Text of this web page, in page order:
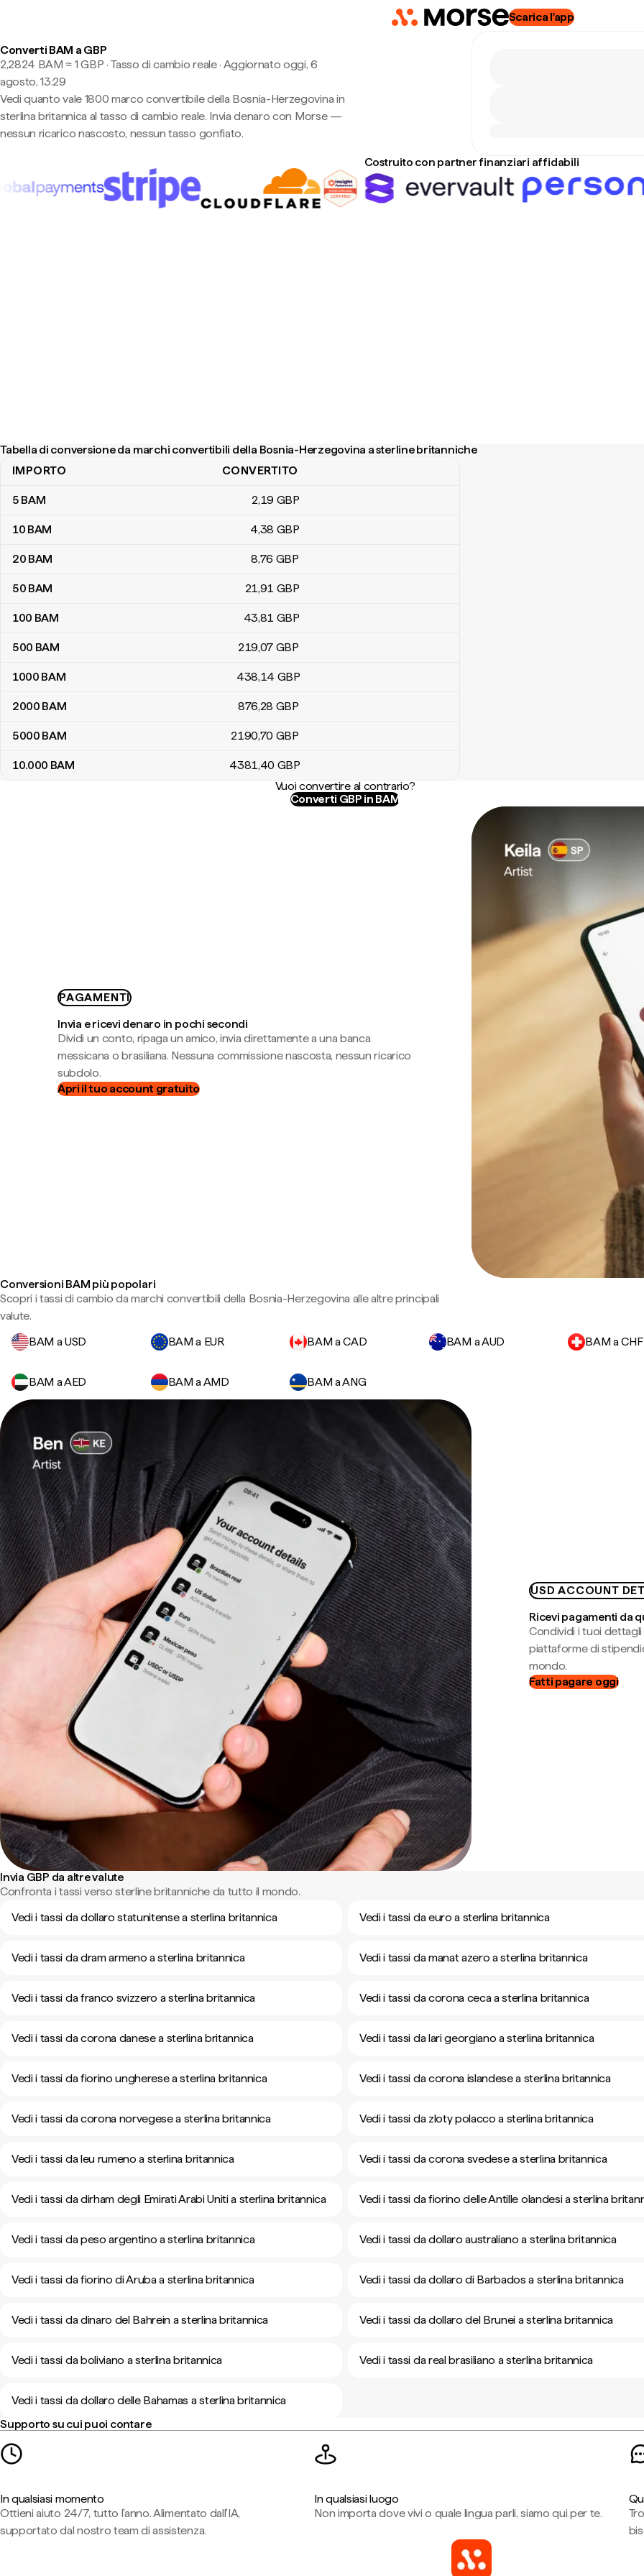
Scarica l'app
Converti BAM a GBP
2,2824 BAM ≈ 1 GBP · Tasso di cambio reale· Aggiornato oggi, 6
agosto, 13:29
Vedi quanto vale 1800 marco convertibile della Bosnia-Herzegovina in
sterlina britannica al tasso di cambio reale. Invia denaro con Morse —
nessun ricarico nascosto, nessun tasso gonfiato.
Costruito con partner finanziari affidabili
Tabella di conversione da marchi convertibili della Bosnia-Herzegovina a sterline britanniche
Tabella di conversione da marchi convertibili della Bosnia-Herzegovina a sterline britanniche
IMPORTO CONVERTITO
5 BAM 2,19 GBP
10 BAM 4,38 GBP
20 BAM 8,76 GBP
50 BAM 21,91 GBP
100 BAM 43,81 GBP
500 BAM 219,07 GBP
1000 BAM 438,14 GBP
2000 BAM 876,28 GBP
5000 BAM 2190,70 GBP
10.000 BAM 4381,40 GBP
Vuoi convertire al contrario?
Converti GBP in BAM
PAGAMENTI
Invia e ricevi denaro in pochi secondi
Dividi un conto, ripaga un amico, invia direttamente a una banca
messicana o brasiliana. Nessuna commissione nascosta, nessun ricarico
subdolo.
Apri il tuo account gratuito
Conversioni BAM più popolari
Scopri i tassi di cambio da marchi convertibili della Bosnia-Herzegovina alle altre principali
valute.
BAM a USD
BAM a EUR BAM a CAD BAM a AUD BAM a CHF
BAM a AED BAM a AMD BAM a ANG
USD ACCOUNT
Ricevi pagamenti da
Condividi i tuoi dettagli
piattaforme di
mondo.
Fatti pagare oggi
Invia GBP da altre valute
Confronta i tassi verso sterline britanniche da tutto il mondo.
Vedi i tassi da dollaro statunitense a sterlina britannica
Vedi i tassi da euro a sterlina britannica
Vedi i tassi da dram armeno a sterlina britannica Vedi i tassi da manat azero a sterlina britannica
Vedi i tassi da franco svizzero a sterlina britannica Vedi i tassi da corona ceca a sterlina britannica
Vedi i tassi da corona danese a sterlina britannica Vedi i tassi da lari georgiano a sterlina britannica
Vedi i tassi da fiorino ungherese a sterlina britannica Vedi i tassi da corona islandese a sterlina britannica
Vedi i tassi da corona norvegese a sterlina britannica Vedi i tassi da zloty polacco a sterlina britannica
Vedi i tassi da leu rumeno a sterlina britannica Vedi i tassi da corona svedese a sterlina britannica
Vedi i tassi da dirham degli Emirati Arabi Uniti a sterlina britannica Vedi i tassi da fiorino delle Antille olandesi a sterlina
Vedi i tassi da peso argentino a sterlina britannica Vedi i tassi da dollaro australiano a sterlina britannica
Vedi i tassi da fiorino di Aruba a sterlina britannica Vedi i tassi da dollaro di Barbados a sterlina britannica
Vedi i tassi da dinaro del Bahrein a sterlina britannica Vedi i tassi da dollaro del Brunei a sterlina britannica
Vedi i tassi da boliviano a sterlina britannica Vedi i tassi da real brasiliano a sterlina britannica
Vedi i tassi da dollaro delle Bahamas a sterlina britannica
Supporto su cui puoi contare
In qualsiasi momento
Ottieni aiuto 24/7, tutto l'anno. Alimentato dall'IA,
supportato dal nostro team di assistenza.
In qualsiasi luogo
Non importa dove vivi o quale lingua parli, siamo qui per te.